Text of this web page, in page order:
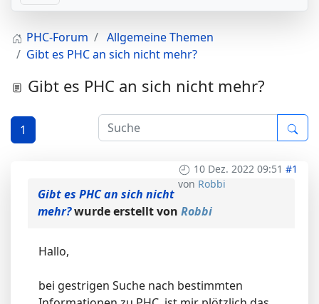
PHC-Forum
Allgemeine Themen
Gibt es PHC an sich nicht mehr?
Gibt es PHC an sich nicht mehr?
1
10 Dez. 2022 09:51 #1
von Robbi
Gibt es PHC an sich nicht
mehr?wurde erstellt von Robbi
Hallo,
bei gestrigen Suche nach bestimmten